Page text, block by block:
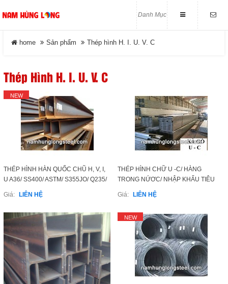
Danh Mục
Thép tròn đặc - Thép láp
Close
home Sản phẩm Thép hình H. I. U. V. C
Thép Hình H. I. U. V. C
NEW
THÉP HÌNH HÀN QUỐC CHŨ H, V, I,
U A36/ SS400/ ASTM/ S355JO/ Q235/
Q345 / NHẬT BẢN/ MALAYSIA/ THÁI
Giá: LIÊN HỆ
THÉP HÌNH CHỮ U -C/ HÀNG
TRONG NỨƠC/ NHẬP KHẨU TIÊU
CHUẨN ASTM A36 -SS400
Giá: LIÊN HỆ
NEW
DANH MỤC
home
Tin tức
Liên Hệ
Đóng
LIÊN HỆ
Điện thoại
0989 814 836 - 0933 681 567
ĐĂNG KÝ NHẬN MAIL
Nhập email để nhận được thông tin của
chúng tôi
ĐĂNG KÝ
COPYRIGHT 2015. ALL RIGHTS RESERVED